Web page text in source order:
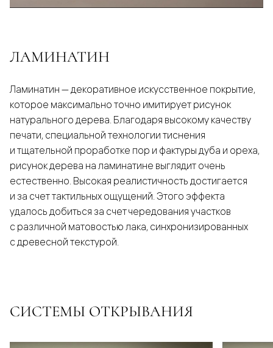
ЛАМИНАТИН
Ламинатин — декоративное искусственное покрытие,
которое максимально точно имитирует рисунок
натурального дерева. Благодаря высокому качеству
печати, специальной технологии тиснения
и тщательной проработке пор и фактуры дуба и ореха,
рисунок дерева на ламинатине выглядит очень
естественно. Высокая реалистичность достигается
и за счет тактильных ощущений. Этого эффекта
удалось добиться за счет чередования участков
с различной матовостью лака, синхронизированных
с древесной текстурой.
СИСТЕМЫ ОТКРЫВАНИЯ